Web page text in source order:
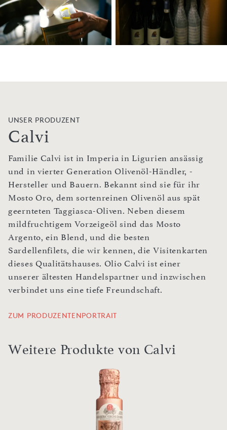
UNSER PRODUZENT
Calvi
Familie Calvi ist in Imperia in Ligurien ansässig
und in vierter Generation Olivenöl-Händler, -
Hersteller und Bauern. Bekannt sind sie für ihr
Mosto Oro, dem sortenreinen Olivenöl aus spät
geernteten Taggiasca-Oliven. Neben diesem
mildfruchtigem Vorzeigeöl sind das Mosto
Argento, ein Blend, und die besten
Sardellenfilets, die wir kennen, die Visitenkarten
dieses Qualitätshauses. Olio Calvi ist einer
unserer ältesten Handelspartner und inzwischen
verbindet uns eine tiefe Freundschaft.
ZUM PRODUZENTENPORTRAIT
Weitere Produkte von Calvi